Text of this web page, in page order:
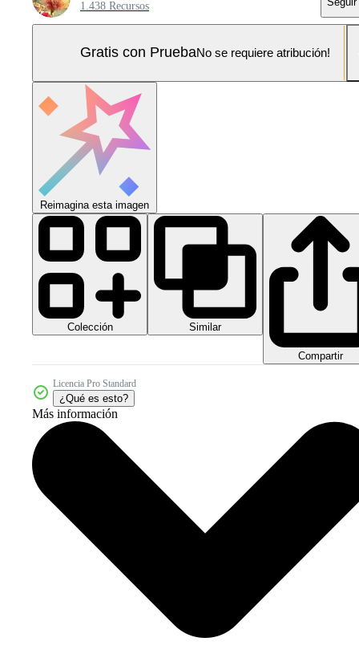
1.438 Recursos
Gratis con PruebaNo se requiere atribución!
Reimagina esta imagen
Colección Similar
Compartir
Licencia Pro Standard
¿Qué es esto?
Más información